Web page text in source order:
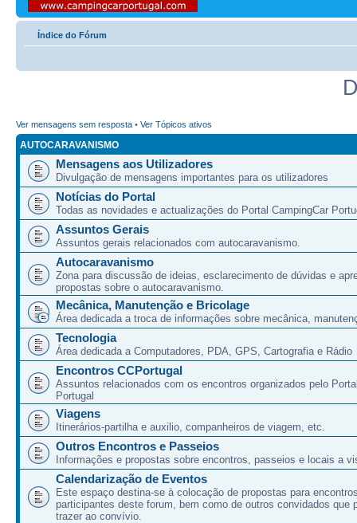
Índice do Fórum
Ver mensagens sem resposta • Ver Tópicos ativos
AUTOCARAVANISMO
Mensagens aos Utilizadores
Divulgação de mensagens importantes para os utilizadores
Notícias do Portal
Todas as novidades e actualizações do Portal CampingCar
Assuntos Gerais
Assuntos gerais relacionados com autocaravanismo.
Autocaravanismo
Zona para discussão de ideias, esclarecimento de dúvidas e
propostas sobre o autocaravanismo.
Mecânica, Manutenção e Bricolage
Área dedicada a troca de informações sobre mecânica,
Tecnologia
Área dedicada a Computadores, PDA, GPS, Cartografia e Rádio
Encontros CCPortugal
Assuntos relacionados com os encontros organizados pelo
Portugal
Viagens
Itinerários-partilha e auxilio, companheiros de viagem, etc.
Outros Encontros e Passeios
Informações e propostas sobre encontros, passeios e locais a
Calendarização de Eventos
Este espaço destina-se à colocação de propostas para
participantes deste forum, bem como de outros convidados que
trazer ao convívio.